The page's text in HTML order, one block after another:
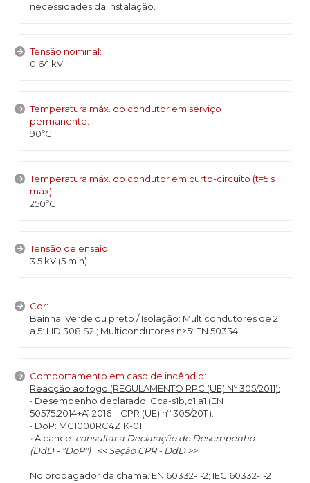
necessidades da instalação.
Tensão nominal:
0.6/1 kV
Temperatura máx. do condutor em serviço
permanente:
90ºC
Temperatura máx. do condutor em curto-circuito (t=5 s
máx):
250ºC
Tensão de ensaio:
3.5 kV (5 min)
Cor:
Bainha: Verde ou preto / Isolação: Multicondutores de 2
a 5: HD 308 S2 ; Multicondutores n>5: EN 50334
Comportamento em caso de incêndio:
Reacção ao fogo (REGULAMENTO RPC (UE) Nº 305/2011):
• Desempenho declarado: Cca-s1b,d1,a1 (EN
50575:2014+A1:2016 – CPR (UE) nº 305/2011).
• DoP: MC1000RC4Z1K-01.
•Alcance: consultar a Declaração de Desempenho
(DdD - "DoP") << Seção CPR - DdD >>
No propagador da chama:EN 60332-1-2; IEC 60332-1-2